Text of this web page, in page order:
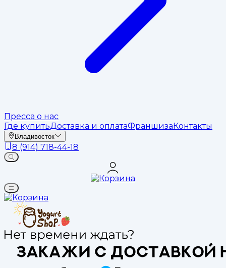
Пресса о нас
Где купитьДоставка и оплатаФраншизаКонтакты
Владивосток
8 (914) 718-44-18